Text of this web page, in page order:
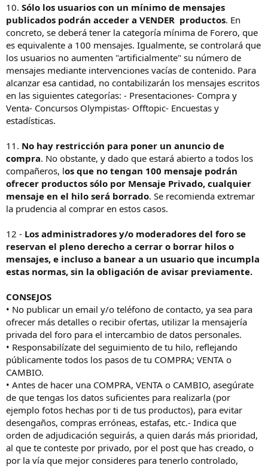
10. Sólo los usuarios con un mínimo de mensajes
publicados podrán acceder a VENDER productos. En
concreto, se deberá tener la categoría mínima de Forero, que
es equivalente a 100 mensajes. Igualmente, se controlará que
los usuarios no aumenten "artificialmente" su número de
mensajes mediante intervenciones vacías de contenido. Para
alcanzar esa cantidad, no contabilizarán los mensajes escritos
en las siguientes categorías: - Presentaciones- Compra y
Venta- Concursos Olympistas- Offtopic- Encuestas y
estadísticas.
11. No hay restricción para poner un anuncio de
compra. No obstante, y dado que estará abierto a todos los
compañeros, los que no tengan 100 mensaje podrán
ofrecer productos sólo por Mensaje Privado, cualquier
mensaje en el hilo será borrado. Se recomienda extremar
la prudencia al comprar en estos casos.
12 - Los administradores y/o moderadores del foro se
reservan el pleno derecho a cerrar o borrar hilos o
mensajes, e incluso a banear a un usuario que incumpla
estas normas, sin la obligación de avisar previamente.
CONSEJOS
• No publicar un email y/o teléfono de contacto, ya sea para
ofrecer más detalles o recibir ofertas, utilizar la mensajería
privada del foro para el intercambio de datos personales.
• Responsabilízate del seguimiento de tu hilo, reflejando
públicamente todos los pasos de tu COMPRA; VENTA o
CAMBIO.
• Antes de hacer una COMPRA, VENTA o CAMBIO, asegúrate
de que tengas los datos suficientes para realizarla (por
ejemplo fotos hechas por ti de tus productos), para evitar
desengaños, compras erróneas, estafas, etc.- Indica que
orden de adjudicación seguirás, a quien darás más prioridad,
al que te conteste por privado, por el post que has creado, o
por la vía que mejor consideres para tenerlo controlado,